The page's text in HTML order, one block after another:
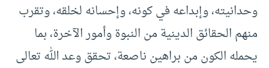
وحدانيته، وإبداعه في كونه، وإحسانه لخلقه، وتقرب
منهم الحقائق الدينية من النبوة وأمور الآخرة، بما
يحمله الكون من براهين ناصعة، تحقق وعد الله تعالى